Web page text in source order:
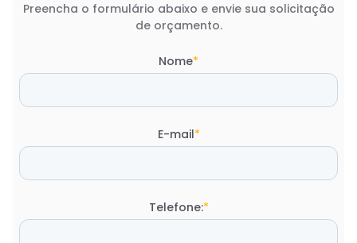
Preencha o formulário abaixo e envie sua solicitação
de orçamento.
Nome*
E-mail*
Telefone:*